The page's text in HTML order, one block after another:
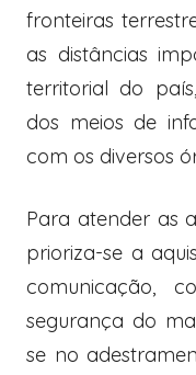
fronteiras
as distâncias
territorial do
dos meios de
com os diversos
Para atender as
prioriza-se a
comunicação,
segurança do
se no